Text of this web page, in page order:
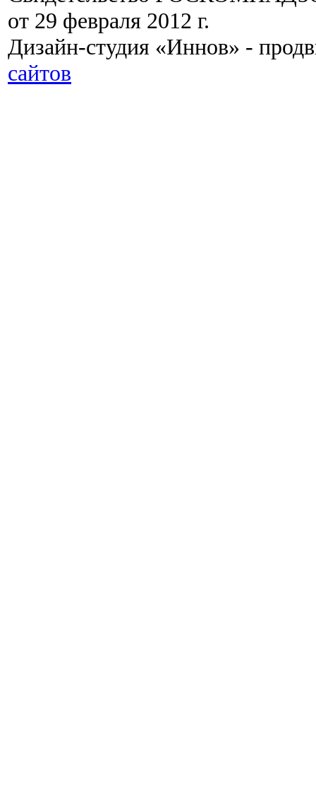
от 29 февраля 2012 г.
Дизайн-студия «Иннов» -
сайтов